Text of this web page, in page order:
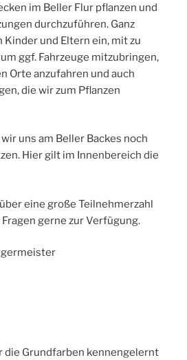
im Beller Flur pflanzen und
durchzuführen. Ganz
Kinder und Eltern ein, mit zu
ggf. Fahrzeuge mitzubringen,
Orte anzufahren und auch
die wir zum Pflanzen
uns am Beller Backes noch
Hier gilt im Innenbereich die
eine große Teilnehmerzahl
gerne zur Verfügung.
die Grundfarben kennengelernt